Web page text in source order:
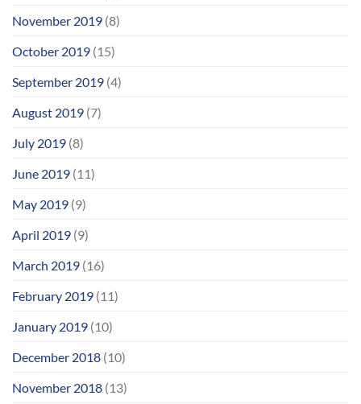
November 2019 (8)
October 2019 (15)
September 2019 (4)
August 2019 (7)
July 2019 (8)
June 2019 (11)
May 2019 (9)
April 2019 (9)
March 2019 (16)
February 2019 (11)
January 2019 (10)
December 2018 (10)
November 2018 (13)